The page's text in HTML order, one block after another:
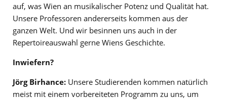
auf, was Wien an musikalischer Potenz und Qualität hat.
Unsere Professoren andererseits kommen aus der
ganzen Welt. Und wir besinnen uns auch in der
Repertoireauswahl gerne Wiens Geschichte.
Inwiefern?
Jörg Birhance: Unsere Studierenden kommen natürlich
meist mit einem vorbereiteten Programm zu uns, um